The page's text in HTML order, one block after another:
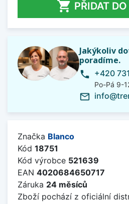
 PŘIDAT
Jakýkoliv
poradíme.
phone +420
Po-Pá 9-
mail_outline
Značka Blanco
Kód 18751
Kód výrobce 521639
EAN 4020684650717
Záruka 24 měsíců
Zboží pochází z oficiální